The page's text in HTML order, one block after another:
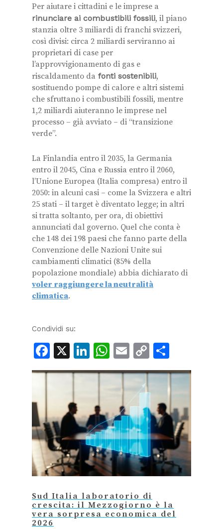
Per aiutare i cittadini e le imprese a
rinunciare ai combustibili fossili, il piano
stanzia oltre 3 miliardi di franchi svizzeri,
così divisi: circa 2 miliardi serviranno ai
proprietari di case per
l’approvvigionamento di gas e
riscaldamento da fonti sostenibili,
sostituendo pompe di calore e altri sistemi
che sfruttano i combustibili fossili, mentre
1,2 miliardi aiuteranno le imprese nel
processo – già avviato – di “transizione
verde”.
La Finlandia entro il 2035, la Germania
entro il 2045, Cina e Russia entro il 2060,
l’Unione Europea (Italia compresa) entro il
2050: in alcuni casi – come la Svizzera e altri
25 stati – il target è diventato legge; in altri
si tratta soltanto, per ora, di obiettivi
annunciati dal governo. Quel che conta è
che 148 dei 198 paesi che fanno parte della
Convenzione delle Nazioni Unite sui
cambiamenti climatici (85% della
popolazione mondiale) abbia dichiarato di
voler raggiungere la neutralità
climatica.
Condividi su:
Facebook
X LinkedIn
WhatsApp
Email
Copy
Link
Sud Italia laboratorio di
crescita: il Mezzogiorno è la
vera sorpresa economica del
2026